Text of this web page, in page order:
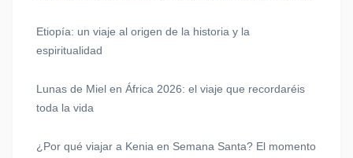
Etiopía: un viaje al origen de la historia y la
espiritualidad
Lunas de Miel en África 2026: el viaje que recordaréis
toda la vida
¿Por qué viajar a Kenia en Semana Santa? El momento